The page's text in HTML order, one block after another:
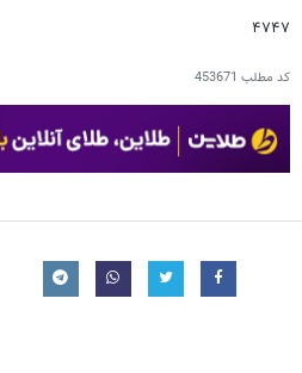
۴۷۴۷
کد مطلب 453671